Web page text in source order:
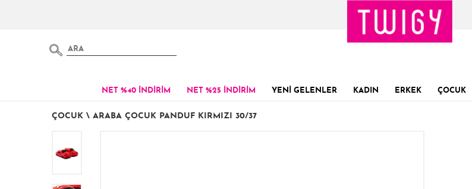
NET %40 İNDİRİM NET %25 İNDİRİM YENİ GELENLER KADIN ERKEK ÇOCUK
ÇOCUK \ ARABA ÇOCUK PANDUF KIRMIZI 30/37